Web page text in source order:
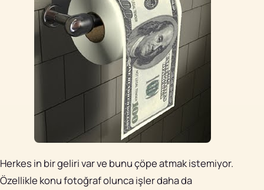
Herkes in bir geliri var ve bunu çöpe atmak istemiyor.
Özellikle konu fotoğraf olunca işler daha da